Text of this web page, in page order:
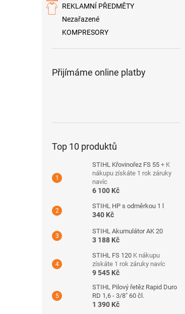
REKLAMNÍ PŘEDMĚTY
Nezařazené
KOMPRESORY
Přijímáme online platby
Top 10 produktů
STIHL Křovinořez FS 55 + K
nákupu získáte 1 rok záruky
navíc
6 100 Kč
STIHL HP s odměrkou 1 l
340 Kč
STIHL Akumulátor AK 20
3 188 Kč
STIHL FS 120 K nákupu
získáte 1 rok záruky navíc
9 545 Kč
STIHL Pilový řetěz Rapid Duro
RD 1,6 - 3/8" 60 čl.
1 390 Kč